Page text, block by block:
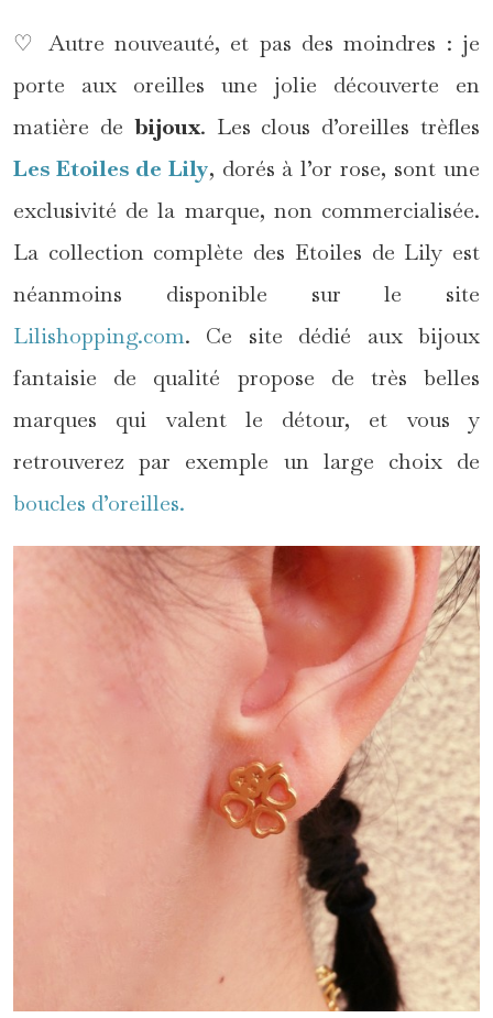
♡ Autre nouveauté, et pas des moindres : je
porte aux oreilles une jolie découverte en
matière de bijoux. Les clous d’oreilles trèfles
Les Etoiles de Lily, dorés à l’or rose, sont une
exclusivité de la marque, non commercialisée.
La collection complète des Etoiles de Lily est
néanmoins disponible sur le site
Lilishopping.com. Ce site dédié aux bijoux
fantaisie de qualité propose de très belles
marques qui valent le détour, et vous y
retrouverez par exemple un large choix de
boucles d’oreilles.